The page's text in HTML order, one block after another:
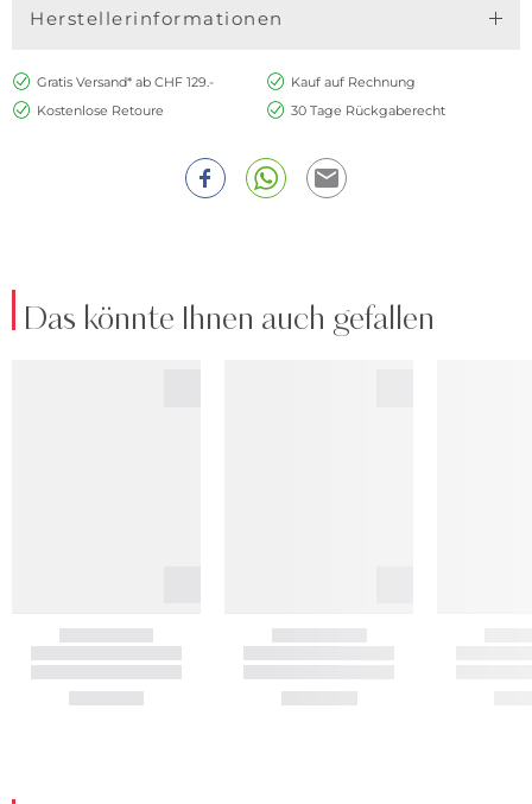
Herstellerinformationen
Gratis Versand* ab CHF 129.-
Kauf auf Rechnung
Kostenlose Retoure
30 Tage Rückgaberecht
Das könnte Ihnen auch gefallen